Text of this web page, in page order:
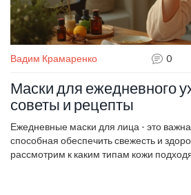
Вадим Крамаренко 0
Маски для ежедневного
советы и рецепты
Ежедневные маски для лица - это
способная обеспечить свежесть и
рассмотрим к каким типам кожи